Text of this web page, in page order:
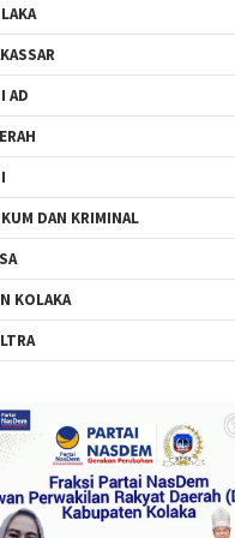
AD
DAN KRIMINAL
KOLAKA